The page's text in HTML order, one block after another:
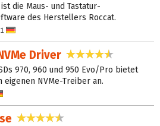
die Maus- und Tastatur-
des Herstellers Roccat.
Driver 4,4 Sterne
970, 960 und 950 Evo/Pro bietet
eigenen NVMe-Treiber an.
4,4 Sterne